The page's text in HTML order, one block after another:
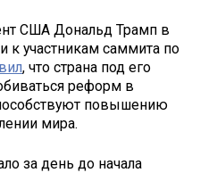
США Дональд Трамп в
к участникам саммита по
, что страна под его
реформ в
повышению
мира.
за день до начала